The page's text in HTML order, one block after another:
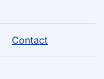
Contact